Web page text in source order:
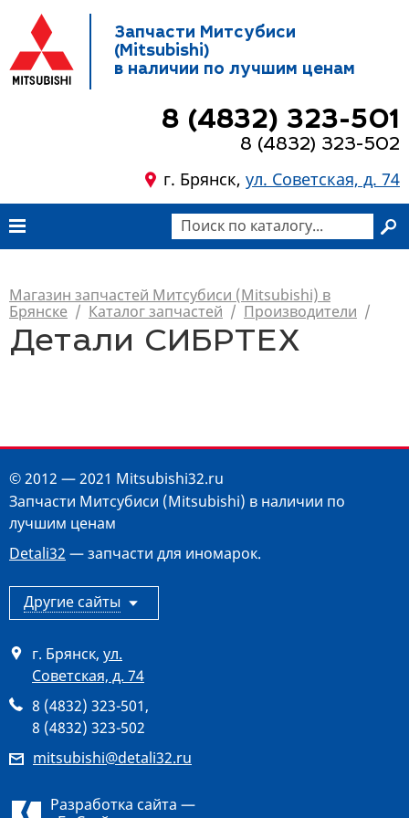
Запчасти Митсубиси
(Mitsubishi)
в наличии по лучшим ценам
8 (4832) 323-501
8 (4832) 323-502
г. Брянск, ул. Советская, д. 74
Магазин запчастей Митсубиси (Mitsubishi) в
Брянске / Каталог запчастей / Производители /
Детали СИБРТЕХ
© 2012 — 2021 Mitsubishi32.ru
Запчасти Митсубиси (Mitsubishi) в наличии по
лучшим ценам
Detali32 — запчасти для иномарок.
Другие сайты
г. Брянск, ул.
Советская, д. 74
8 (4832) 323-501,
8 (4832) 323-502
mitsubishi@detali32.ru
Разработка сайта —